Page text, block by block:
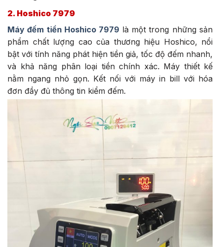
2. Hoshico 7979
Máy đếm tiền Hoshico 7979 là một trong những sản
phẩm chất lượng cao của thương hiệu Hoshico, nổi
bật với tính năng phát hiện tiền giả, tốc độ đếm nhanh,
và khả năng phân loại tiền chính xác. Máy thiết kế
nằm ngang nhỏ gọn. Kết nối với máy in bill với hóa
đơn đầy đủ thông tin kiểm đếm.